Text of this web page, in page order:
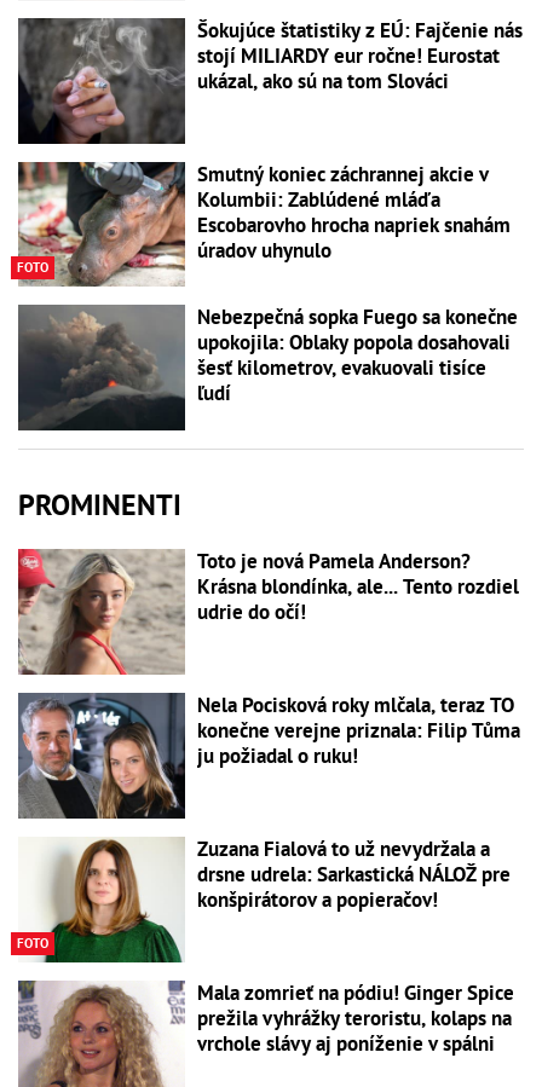
Šokujúce štatistiky z EÚ: Fajčenie nás
stojí MILIARDY eur ročne! Eurostat
ukázal, ako sú na tom Slováci
FOTO
Smutný koniec záchrannej akcie v
Kolumbii: Zablúdené mláďa
Escobarovho hrocha napriek snahám
úradov uhynulo
Nebezpečná sopka Fuego sa konečne
upokojila: Oblaky popola dosahovali
šesť kilometrov, evakuovali tisíce
ľudí
PROMINENTI
Toto je nová Pamela Anderson?
Krásna blondínka, ale... Tento rozdiel
udrie do očí!
Nela Pocisková roky mlčala, teraz TO
konečne verejne priznala: Filip Tůma
ju požiadal o ruku!
FOTO
Zuzana Fialová to už nevydržala a
drsne udrela: Sarkastická NÁLOŽ pre
konšpirátorov a popieračov!
Mala zomrieť na pódiu! Ginger Spice
prežila vyhrážky teroristu, kolaps na
vrchole slávy aj poníženie v spálni